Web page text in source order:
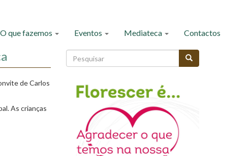
O que fazemos Eventos Mediateca Contactos
deCarlos
As crianças
Formulário
de